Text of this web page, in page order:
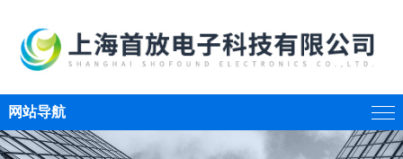
网站导航